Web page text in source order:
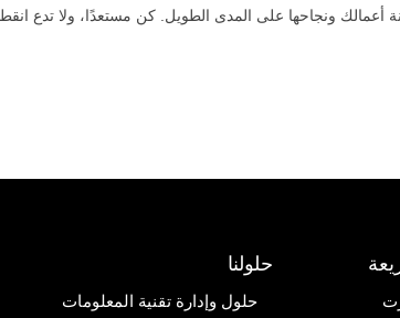
أعمالك ونجاحها على المدى الطويل. كن مستعدًا، ولا تدع
حلولنا
حلول وإدارة تقنية المعلومات